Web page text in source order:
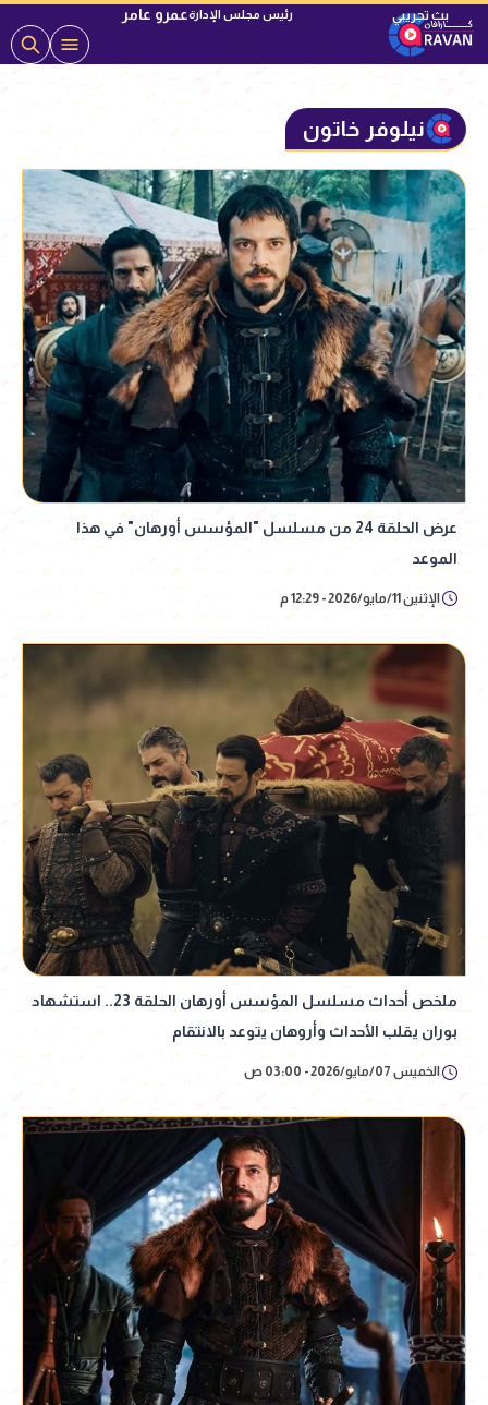
رئيس مجلس الإدارةعمرو عامر
نيلوفر خاتون
عرض الحلقة 24 من مسلسل "المؤسس أورهان" في هذا
الموعد
الإثنين 11/مايو/2026 - 12:29 م
ملخص أحداث مسلسل المؤسس أورهان الحلقة 23.. استشهاد
بوران يقلب الأحداث وأروهان يتوعد بالانتقام
الخميس 07/مايو/2026 - 03:00 ص